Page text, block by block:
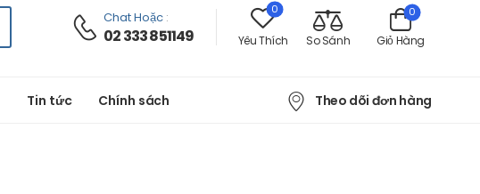
Chat Hoặc :
02 333 851149
0
Yêu Thích So Sánh Giỏ Hàng
0
Tin tức Chính sách Theo dõi đơn hàng